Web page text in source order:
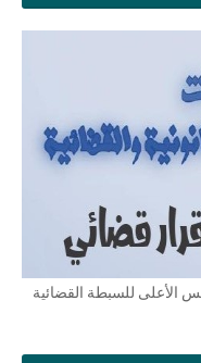
المجلس الأعلى للسبطة القضائية